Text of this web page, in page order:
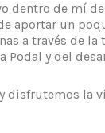
dentro de mí
aportar un
a través de la
Podal y del
y disfrutemos la